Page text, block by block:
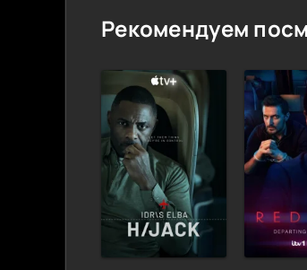
Рекомендуем